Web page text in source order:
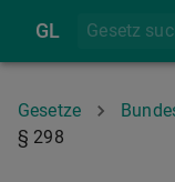
GL
Gesetze
§ 298